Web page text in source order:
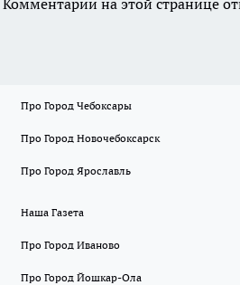
Про Город Чебоксары
Про Город Новочебоксарск
Про Город Ярославль
Наша Газета
Про Город Иваново
Про Город Йошкар-Ола